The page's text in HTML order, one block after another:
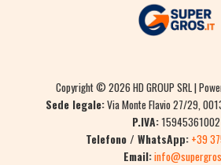
Copyright © 2026 HD GROUP SRL |
Sede legale:Via Monte Flavio 27/29,
P.IVA:15945361002
Telefono / WhatsApp: +39
Email: